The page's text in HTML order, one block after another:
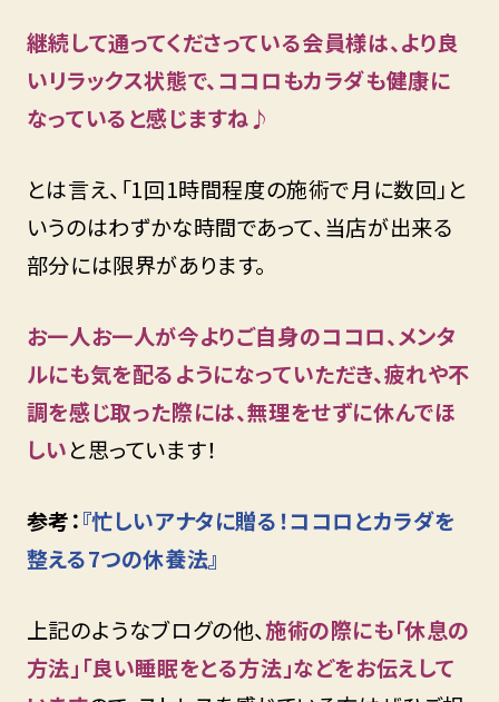
継続して通ってくださっている会員様は、より良
いリラックス状態で、ココロもカラダも健康に
なっていると感じますね♪
とは言え、「1回1時間程度の施術で月に数回」と
いうのはわずかな時間であって、当店が出来る
部分には限界があります。
お一人お一人が今よりご自身のココロ、メンタ
ルにも気を配るようになっていただき、疲れや不
調を感じ取った際には、無理をせずに休んでほ
しいと思っています！
参考：『忙しいアナタに贈る！ココロとカラダを
整える7つの休養法』
上記のようなブログの他、施術の際にも「休息の
方法」「良い睡眠をとる方法」などをお伝えして